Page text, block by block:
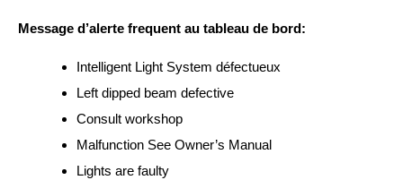
Message d’alerte frequent au tableau de bord:
Intelligent Light System défectueux
Left dipped beam defective
Consult workshop
Malfunction See Owner’s Manual
Lights are faulty